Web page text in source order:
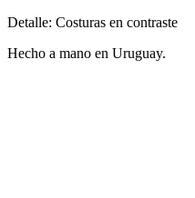
Detalle: Costuras en contraste
Hecho a mano en Uruguay.